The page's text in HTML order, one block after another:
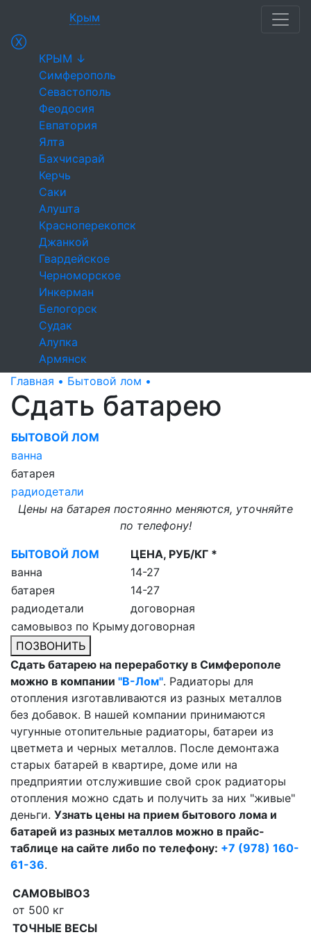
Крым
Ⓧ
КРЫМ ↓
Симферополь
Севастополь
Феодосия
Евпатория
Ялта
Бахчисарай
Керчь
Саки
Алушта
Красноперекопск
Джанкой
Гвардейское
Черноморское
Инкерман
Белогорск
Судак
Алупка
Армянск
Главная • Бытовой лом •
Сдать батарею
БЫТОВОЙ ЛОМ
ванна
батарея
радиодетали
Цены на батарея постоянно меняются, уточняйте
по телефону!
БЫТОВОЙ ЛОМ
ЦЕНА, РУБ/КГ *
ванна
14-27
батарея
14-27
радиодетали
договорная
самовывоз по Крымудоговорная
ПОЗВОНИТЬ
Сдать батарею на переработку в Симферополе
можно в компании "В-Лом". Радиаторы для
отопления изготавливаются из разных металлов
без добавок. В нашей компании принимаются
чугунные отопительные радиаторы, батареи из
цветмета и черных металлов. После демонтажа
старых батарей в квартире, доме или на
предприятии отслужившие свой срок радиаторы
отопления можно сдать и получить за них "живые"
деньги. Узнать цены на прием бытового лома и
батарей из разных металлов можно в прайс-
таблице на сайте либо по телефону: +7 (978) 160-
61-36.
САМОВЫВОЗ
от 500 кг
ТОЧНЫЕ ВЕСЫ